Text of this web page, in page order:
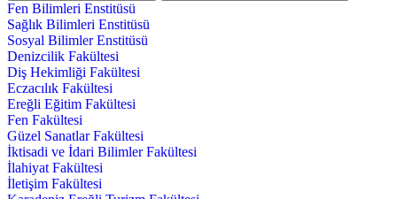
Fen Bilimleri Enstitüsü
Sağlık Bilimleri Enstitüsü
Sosyal Bilimler Enstitüsü
Denizcilik Fakültesi
Diş Hekimliği Fakültesi
Eczacılık Fakültesi
Ereğli Eğitim Fakültesi
Fen Fakültesi
Güzel Sanatlar Fakültesi
İktisadi ve İdari Bilimler Fakültesi
İlahiyat Fakültesi
İletişim Fakültesi